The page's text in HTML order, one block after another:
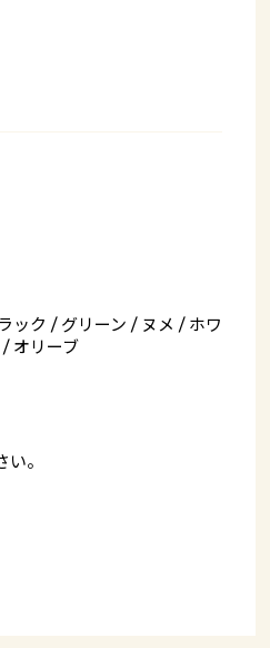
ック / グリーン / ヌメ / ホワ
オリーブ
。